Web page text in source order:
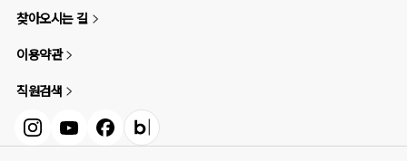
찾아오시는 길
이용약관
직원검색
인스타그램
유튜브 페이스북블로그